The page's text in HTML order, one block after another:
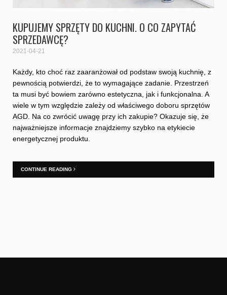
KUPUJEMY SPRZĘTY DO KUCHNI. O CO ZAPYTAĆ
SPRZEDAWCĘ?
2021-04-21
Każdy, kto choć raz zaaranżował od podstaw swoją kuchnię, z
pewnością potwierdzi, że to wymagające zadanie. Przestrzeń
ta musi być bowiem zarówno estetyczna, jak i funkcjonalna. A
wiele w tym względzie zależy od właściwego doboru sprzętów
AGD. Na co zwrócić uwagę przy ich zakupie? Okazuje się, że
najważniejsze informacje znajdziemy szybko na etykiecie
energetycznej produktu.
CONTINUE READING